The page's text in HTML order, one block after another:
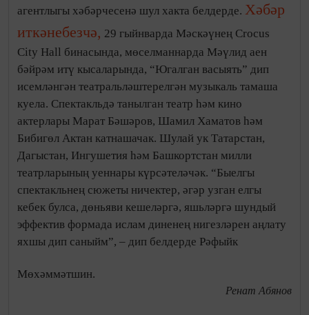
агентлыгы хәбәрчесенә шул хакта белдерде. Хәбәр
иткәнебезчә, 29 гыйнварда Мәскәүнең Crocus
City Hall бинасында, мөселманнарда Мәүлид аен
бәйрәм итү кысаларында, “Югалган васыять” дип
исемләнгән театральләштерелгән музыкаль тамаша
куела. Спектакльдә танылган театр һәм кино
актерлары Марат Бәшәров, Шамил Хаматов һәм
Бибигөл Актан катнашачак. Шулай ук Татарстан,
Дагыстан, Ингушетия һәм Башкортстан милли
театрларының уеннары күрсәтеләчәк. “Быелгы
спектакльнең сюжеты ничектер, әгәр узган елгы
кебек булса, дөньяви кешеләргә, яшьләргә шундый
эффектив формада ислам диненең нигезләрен аңлату
яхшы дип саныйм”, – дип белдерде Рәфыйк
Мөхәммәтшин.
Ренат Абянов